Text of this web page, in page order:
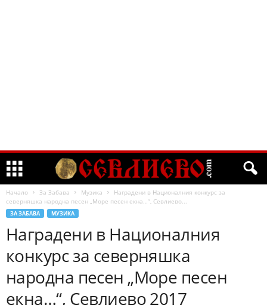
Начало За Забава Музика
Наградени в Националния конкурс за
северняшка народна песен „Море песен екна…“, Севлиево...
ЗА ЗАБАВА МУЗИКА
Наградени в Националния
конкурс за северняшка
народна песен „Море песен
екна…“, Севлиево 2017